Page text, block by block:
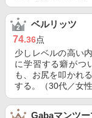
ベルリッツ
74.36点
少しレベルの高い
に学習する癖がつ
も、お尻を叩かれ
する。（30代／女性
Gabaマンツ